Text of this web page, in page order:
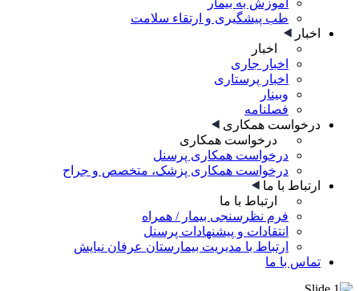
آموزش به بیمار
طب پیشگیری و ارتقاء سلامت
اخبار
اخبار
اخبار جاری
اخبار پرستاری
وبینار
فصلنامه
درخواست همکاری
درخواست همکاری
درخواست همکاری پرسنل
درخواست همکاری پزشک، متخصص و جراح
ارتباط با ما
ارتباط با ما
فرم نظرسنجی بیمار / همراه
انتقادات و پیشنهادات پرسنل
ارتباط با مدیریت بیمارستان عرفان نیایش
تماس با ما